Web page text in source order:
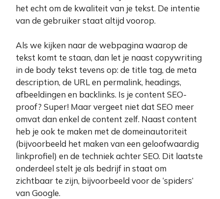
het echt om de kwaliteit van je tekst. De intentie
van de gebruiker staat altijd voorop.
Als we kijken naar de webpagina waarop de
tekst komt te staan, dan let je naast copywriting
in de body tekst tevens op: de title tag, de meta
description, de URL en permalink, headings,
afbeeldingen en backlinks. Is je content SEO-
proof? Super! Maar vergeet niet dat SEO meer
omvat dan enkel de content zelf. Naast content
heb je ook te maken met de domeinautoriteit
(bijvoorbeeld het maken van een geloofwaardig
linkprofiel) en de techniek achter SEO. Dit laatste
onderdeel stelt je als bedrijf in staat om
zichtbaar te zijn, bijvoorbeeld voor de ‘spiders’
van Google.